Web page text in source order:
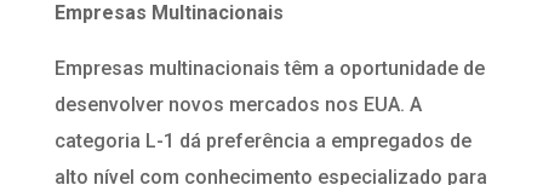
Empresas Multinacionais
Empresas multinacionais têm a oportunidade de
desenvolver novos mercados nos EUA. A
categoria L-1 dá preferência a empregados de
alto nível com conhecimento especializado para